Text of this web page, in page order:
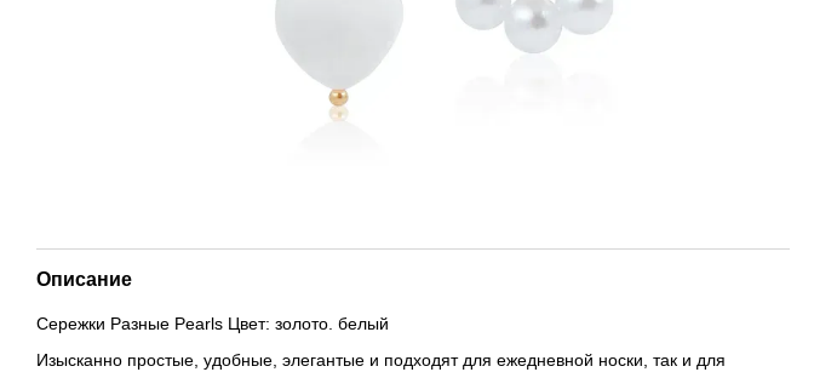
Описание
Сережки Разные Pearls Цвет: золото. белый
Изысканно простые, удобные, элегантые и подходят для ежедневной носки, так и для